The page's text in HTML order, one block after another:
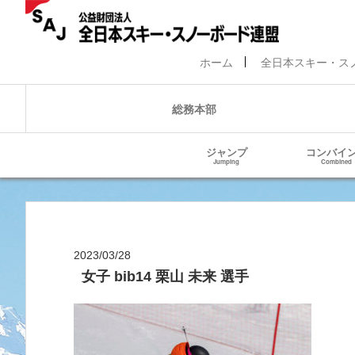
ホーム 全日本スキー・ス
総務本部
ジャンプ
Jumping
コンバイ
Combined
2023/03/28
女子 bib14 栗山 未来 選手